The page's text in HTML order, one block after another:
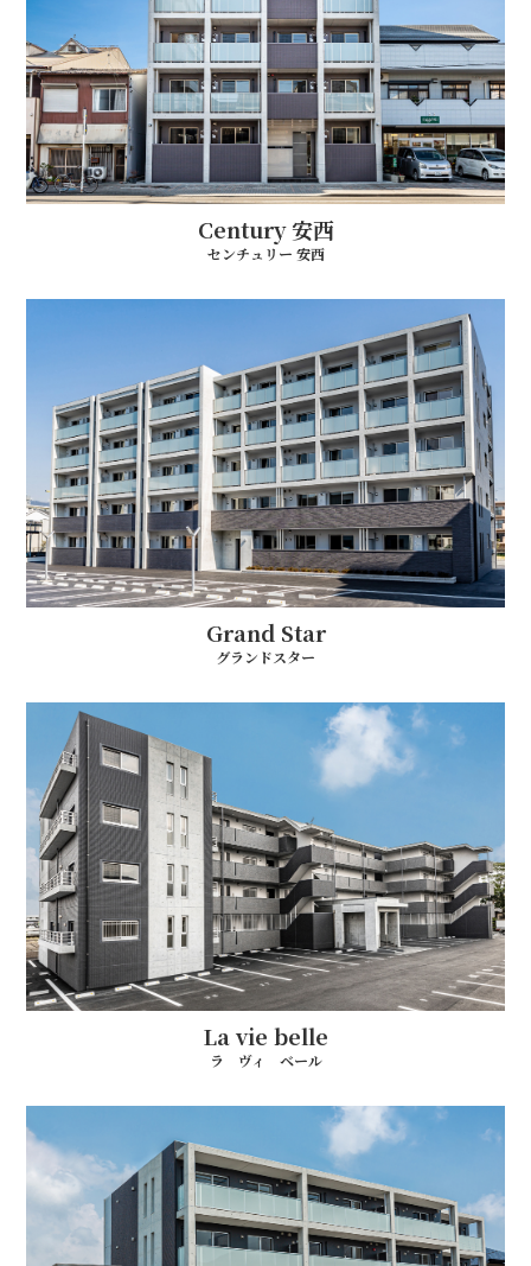
Century 安西
センチュリー 安西
Grand Star
グランドスター
La vie belle
ラ ヴィ ベール